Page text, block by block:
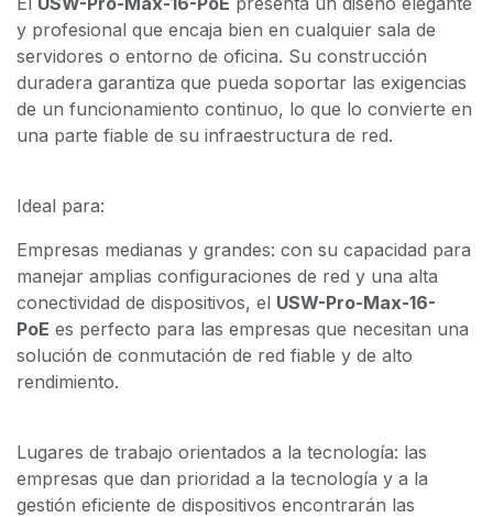
y profesional que encaja bien en cualquier sala de
servidores o entorno de oficina. Su construcción
duradera garantiza que pueda soportar las exigencias
de un funcionamiento continuo, lo que lo convierte en
una parte fiable de su infraestructura de red.
Ideal para:
Empresas medianas y grandes: con su capacidad para
manejar amplias configuraciones de red y una alta
conectividad de dispositivos, el USW-Pro-Max-16-
PoE es perfecto para las empresas que necesitan una
solución de conmutación de red fiable y de alto
rendimiento.
Lugares de trabajo orientados a la tecnología: las
empresas que dan prioridad a la tecnología y a la
gestión eficiente de dispositivos encontrarán las